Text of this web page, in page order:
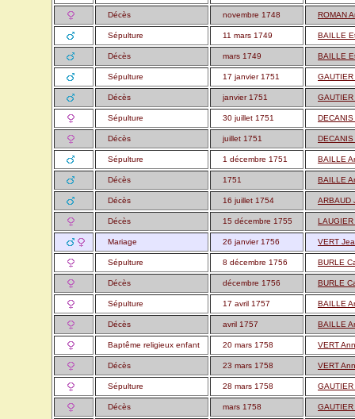
Décès novembre 1748 ROMAN
Sépulture 11 mars 1749 BAILLE
Décès mars 1749 BAILLE
Sépulture 17 janvier 1751
Décès janvier 1751
Sépulture 30 juillet 1751
Décès juillet 1751
Sépulture 1 décembre 1751 BAILLE
Décès 1751 BAILLE
Décès 16 juillet 1754 ARBAUD
Décès 15 décembre 1755
Mariage 26 janvier 1756 VERT
Sépulture 8 décembre 1756 BURLE
Décès décembre 1756 BURLE
Sépulture 17 avril 1757 BAILLE
Décès avril 1757 BAILLE
Baptême religieux enfant 20 mars 1758 VERT
Décès 23 mars 1758 VERT
Sépulture 28 mars 1758
Décès mars 1758